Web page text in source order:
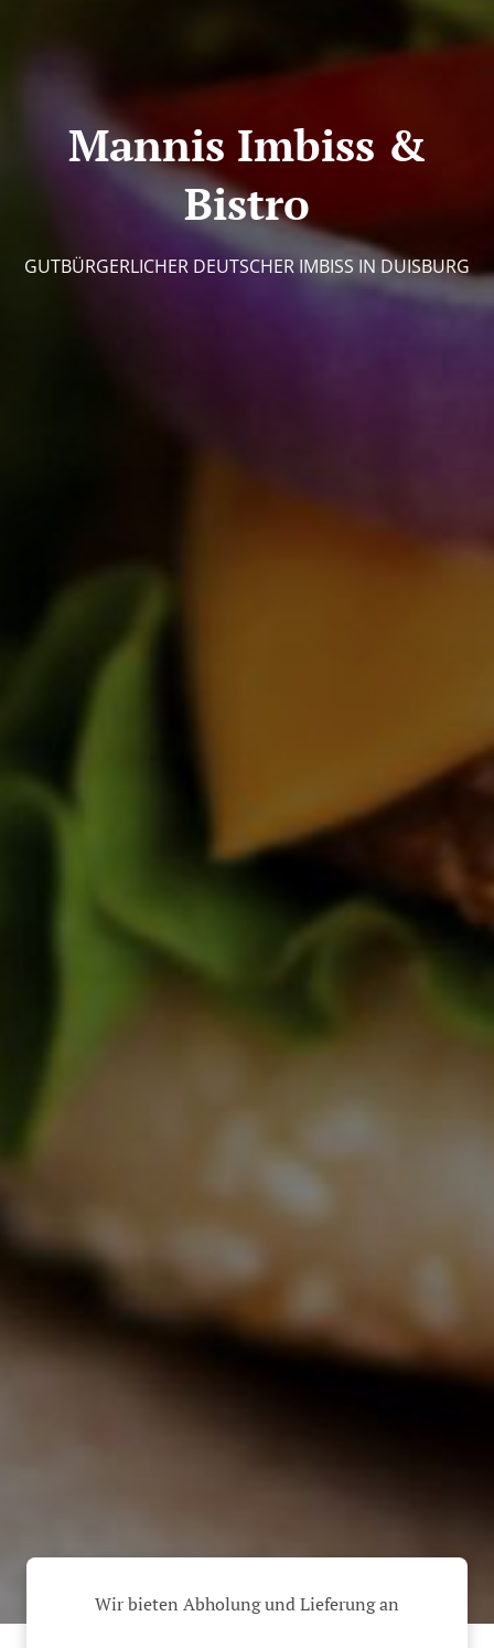
Mannis Imbiss &
Bistro
GUTBÜRGERLICHER DEUTSCHER IMBISS IN DUISBURG
Wir bieten Abholung und Lieferung an